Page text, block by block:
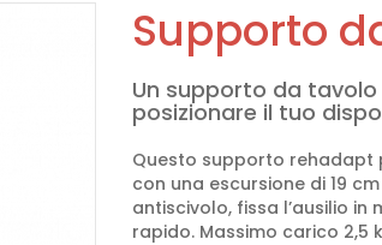
Supporto
Un supporto da
posizionare il tuo
Questo supporto rehadapt
con una escursione di 19
antiscivolo, fissa l’ausilio
rapido. Massimo carico 2,5